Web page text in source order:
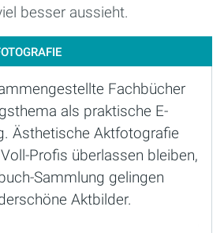
besser aussieht.
Fachbücher
als praktische E-
Ästhetische Aktfotografie
Profis überlassen bleiben,
Sammlung gelingen
Aktbilder.